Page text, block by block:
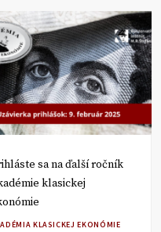
sa na ďalší ročník
klasickej
KLASICKEJ EKONÓMIE